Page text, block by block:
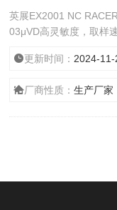
英展EX2001 NC
03μVD高灵敏度，取样
更新时间： 2024-11-
厂商性质：生产厂家